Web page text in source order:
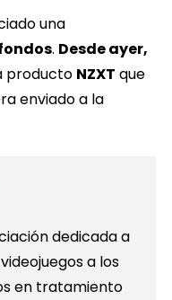
una
. Desde ayer,
producto NZXT que
enviado a la
dedicada a
a los
en tratamiento